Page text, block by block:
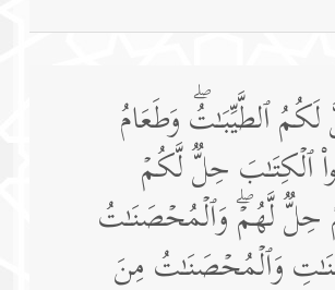
لَكُمُ ٱلطَّیِّبَـٰتُۖ وَطَعَامُ
ٱلۡكِتَـٰبَ حِلࣱّ لَّكُمۡ
حِلࣱّ لَّهُمۡۖ وَٱلۡمُحۡصَنَـٰتُ
وَٱلۡمُحۡصَنَـٰتُ مِنَ